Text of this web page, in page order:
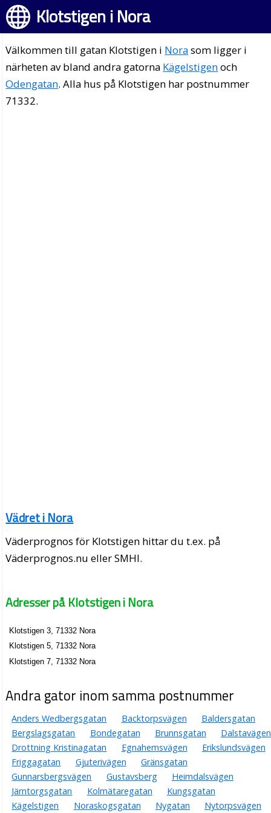
Klotstigen i Nora
Välkommen till gatan Klotstigen i Norasom ligger i
närheten av bland andra gatorna Kägelstigenoch
Odengatan. Alla hus på Klotstigen har postnummer
71332.
Vädret i Nora
Väderprognos för Klotstigen hittar du t.ex. på
Väderprognos.nu eller SMHI.
Adresser på Klotstigen i Nora
Klotstigen 3, 71332 Nora
Klotstigen 5, 71332 Nora
Klotstigen 7, 71332 Nora
Andra gator inom samma postnummer
Anders Wedbergsgatan Backtorpsvägen
Baldersgatan
Bergslagsgatan
Bondegatan Brunnsgatan
Dalstavägen
Drottning Kristinagatan
Egnahemsvägen
Erikslundsvägen
Friggagatan
Gjuterivägen
Gränsgatan
Gunnarsbergsvägen
Gustavsberg
Heimdalsvägen
Järntorgsgatan
Kolmätaregatan
Kungsgatan
Kägelstigen
Noraskogsgatan Nygatan Nytorpsvägen